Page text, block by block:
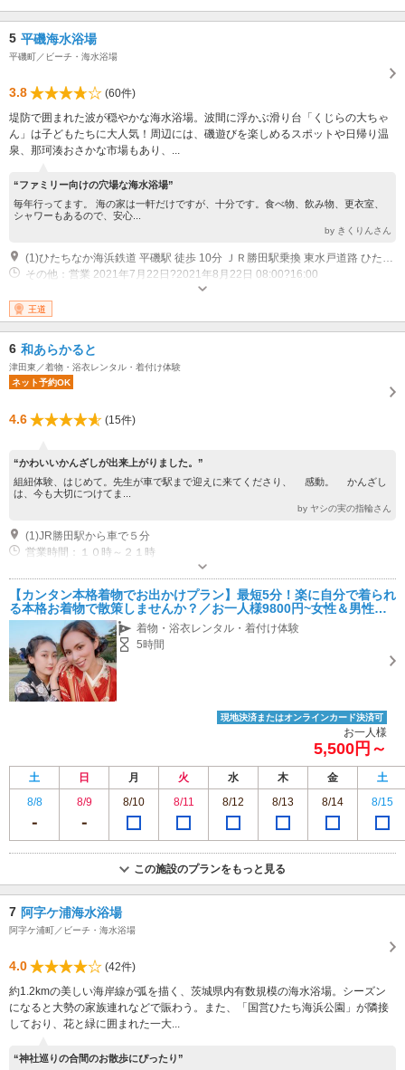
5 平磯海水浴場
平磯町／ビーチ・海水浴場
3.8
(60件)
堤防で囲まれた波が穏やかな海水浴場。波間に浮かぶ滑り台「くじらの大ちゃ
ん」は子どもたちに大人気！周辺には、磯遊びを楽しめるスポットや日帰り温
泉、那珂湊おさかな市場もあり、...
“ファミリー向けの穴場な海水浴場”
毎年行ってます。 海の家は一軒だけですが、十分です。食べ物、飲み物、更衣室、
シャワーもあるので、安心...
by きくりんさん
(1)ひたちなか海浜鉄道 平磯駅 徒歩 10分 ＪＲ勝田駅乗換 東水戸道路 ひたちなかIC 車 10分 常磐自動車道?北関東自動道経由
その他：営業 2021年7月22日?2021年8月22日 08:00?16:00
王道
6 和あらかると
津田東／着物・浴衣レンタル・着付け体験
ネット予約OK
4.6 (15件)
“かわいいかんざしが出来上がりました。”
組紐体験、はじめて。先生が車で駅まで迎えに来てくださり、 感動。 かんざし
は、今も大切につけてま...
by ヤシの実の指輪さん
(1)JR勝田駅から車で５分
営業時間：１０時～２１時
【カンタン本格着物でお出かけプラン】最短5分！楽に自分で着られ
る本格お着物で散策しませんか？／お一人様9800円~女性＆男性に
おすすめ~
着物・浴衣レンタル・着付け体験
5時間
現地決済またはオンラインカード決済可
お一人様
5,500円～
土 日 月 火 水 木 金
土
8/8
8/9 8/10 8/11 8/12 8/13 8/14 8/15
この施設のプランをもっと見る
7 阿字ケ浦海水浴場
阿字ケ浦町／ビーチ・海水浴場
4.0
(42件)
約1.2kmの美しい海岸線が弧を描く、茨城県内有数規模の海水浴場。シーズン
になると大勢の家族連れなどで賑わう。また、「国営ひたち海浜公園」が隣接
しており、花と緑に囲まれた一大...
“神社巡りの合間のお散歩にぴったり”